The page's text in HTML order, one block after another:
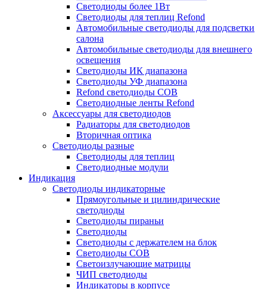
Светодиоды более 1Вт
Светодиоды для теплиц Refond
Автомобильные светодиоды для подсветки
салона
Автомобильные светодиоды для внешнего
освещения
Светодиоды ИК диапазона
Светодиоды УФ диапазона
Refond светодиоды COB
Светодиодные ленты Refond
Аксессуары для светодиодов
Радиаторы для светодиодов
Вторичная оптика
Светодиоды разные
Светодиоды для теплиц
Светодиодные модули
Индикация
Светодиоды индикаторные
Прямоугольные и цилиндрические
светодиоды
Светодиоды пираньи
Светодиоды
Светодиоды с держателем на блок
Светодиоды COB
Светоизлучающие матрицы
ЧИП светодиоды
Индикаторы в корпусе